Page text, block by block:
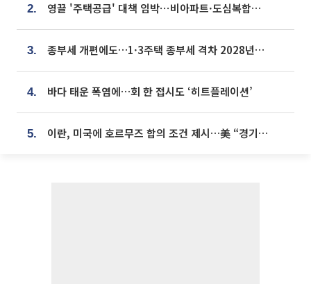
2. 영끌 '주택공급' 대책 임박⋯비아파트·도심복합까지 총동원
3. 종부세 개편에도…1·3주택 종부세 격차 2028년부터 확대
4. 바다 태운 폭염에…회 한 접시도 ‘히트플레이션’
5. 이란, 미국에 호르무즈 합의 조건 제시…美 “경기 아직 안 끝나” [종합]